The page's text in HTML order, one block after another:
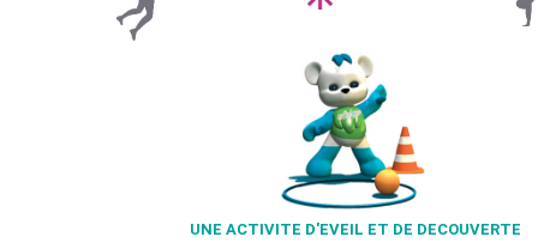
UNE ACTIVITE D'EVEIL ET DE DECOUVERTE